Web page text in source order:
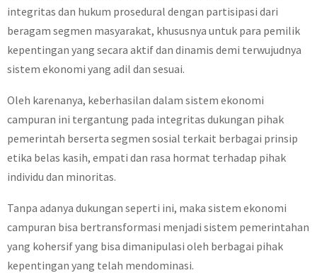
integritas dan hukum prosedural dengan partisipasi dari
beragam segmen masyarakat, khususnya untuk para pemilik
kepentingan yang secara aktif dan dinamis demi terwujudnya
sistem ekonomi yang adil dan sesuai.
Oleh karenanya, keberhasilan dalam sistem ekonomi
campuran ini tergantung pada integritas dukungan pihak
pemerintah berserta segmen sosial terkait berbagai prinsip
etika belas kasih, empati dan rasa hormat terhadap pihak
individu dan minoritas.
Tanpa adanya dukungan seperti ini, maka sistem ekonomi
campuran bisa bertransformasi menjadi sistem pemerintahan
yang kohersif yang bisa dimanipulasi oleh berbagai pihak
kepentingan yang telah mendominasi.